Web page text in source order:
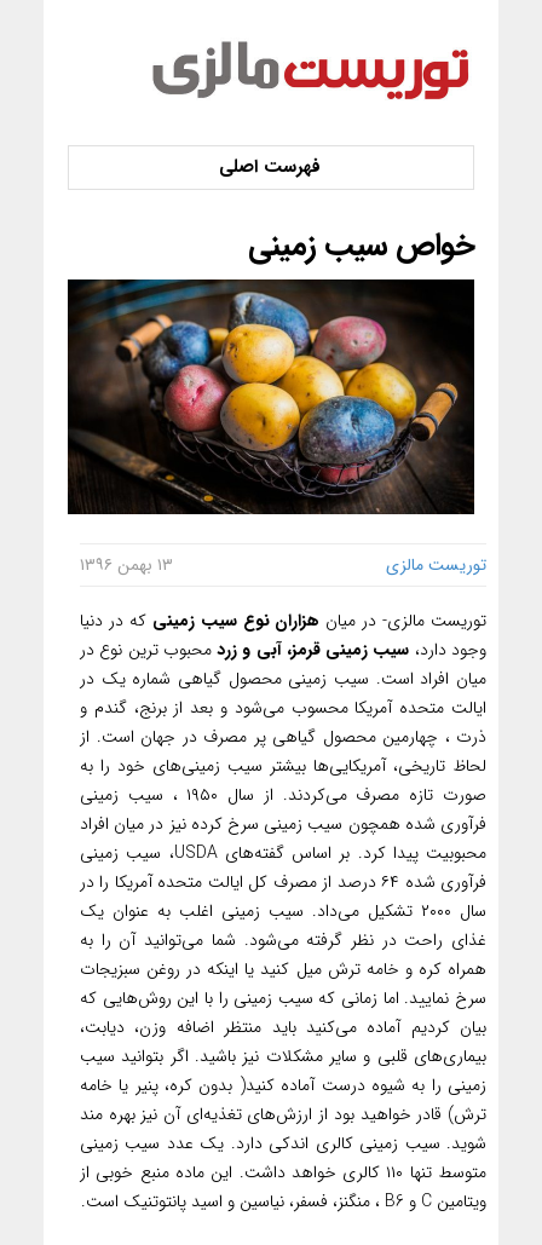
خواص سیب زمینی
توریست مالزی ۱۳ بهمن ۱۳۹۶
توریست مالزی- در میان هزاران نوع سیب زمینی که در دنیا
وجود دارد، سیب زمینی قرمز، آبی و زردمحبوب ترین نوع در
میان افراد است. سیب زمینی محصول گیاهی شماره یک در
ایالت متحده آمریکا محسوب می‌شود و بعد از برنج، گندم و
ذرت ، چهارمین محصول گیاهی پر مصرف در جهان است. از
لحاظ تاریخی، آمریکایی‌ها بیشتر سیب زمینی‌های خود را به
صورت تازه مصرف می‌کردند. از سال ۱۹۵۰ ، سیب زمینی
فرآوری شده همچون سیب زمینی سرخ کرده نیز در میان افراد
محبوبیت پیدا کرد. بر اساس گفته‌های USDA، سیب زمینی
فرآوری شده ۶۴ درصد از مصرف کل ایالت متحده آمریکا را در
سال ۲۰۰۰ تشکیل می‌داد. سیب زمینی اغلب به عنوان یک
غذای راحت در نظر گرفته می‌شود. شما می‌توانید آن را به
همراه کره و خامه ترش میل کنید یا اینکه در روغن سبزیجات
سرخ نمایید. اما زمانی که سیب زمینی را با این روش‌هایی که
بیان کردیم آماده می‌کنید باید منتظر اضافه وزن، دیابت،
بیماری‌های قلبی و سایر مشکلات نیز باشید. اگر بتوانید سیب
زمینی را به شیوه درست آماده کنید( بدون کره، پنیر یا خامه
ترش) قادر خواهید بود از ارزش‌های تغذیه‌ای آن نیز بهره مند
شوید. سیب زمینی کالری اندکی دارد. یک عدد سیب زمینی
متوسط تنها ۱۱۰ کالری خواهد داشت. این ماده منبع خوبی از
ویتامین C و B6 ، منگنز، فسفر، نیاسین و اسید پانتوتنیک است.